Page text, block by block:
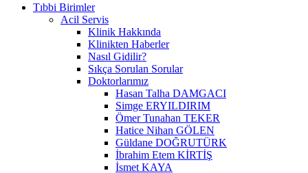
Tıbbi Birimler
Acil Servis
Klinik Hakkında
Klinikten Haberler
Nasıl Gidilir?
Sıkça Sorulan Sorular
Doktorlarımız
Hasan Talha DAMGACI
Simge ERYILDIRIM
Ömer Tunahan TEKER
Hatice Nihan GÖLEN
Güldane DOĞRUTÜRK
İbrahim Etem KİRTİŞ
İsmet KAYA